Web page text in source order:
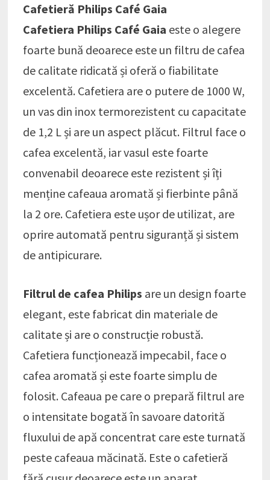
Cafetieră Philips Café Gaia
Cafetiera Philips Café Gaia este o alegere
foarte bună deoarece este un filtru de cafea
de calitate ridicată și oferă o fiabilitate
excelentă. Cafetiera are o putere de 1000 W,
un vas din inox termorezistent cu capacitate
de 1,2 L și are un aspect plăcut. Filtrul face o
cafea excelentă, iar vasul este foarte
convenabil deoarece este rezistent și îți
menține cafeaua aromată și fierbinte până
la 2 ore. Cafetiera este ușor de utilizat, are
oprire automată pentru siguranță și sistem
de antipicurare.
Filtrul de cafea Philips are un design foarte
elegant, este fabricat din materiale de
calitate și are o construcție robustă.
Cafetiera funcționează impecabil, face o
cafea aromată și este foarte simplu de
folosit. Cafeaua pe care o prepară filtrul are
o intensitate bogată în savoare datorită
fluxului de apă concentrat care este turnată
peste cafeaua măcinată. Este o cafetieră